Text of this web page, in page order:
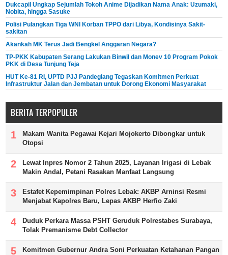
Dukcapil Ungkap Sejumlah Tokoh Anime Dijadikan Nama Anak: Uzumaki,
Nobita, hingga Sasuke
Polisi Pulangkan Tiga WNI Korban TPPO dari Libya, Kondisinya Sakit-
sakitan
Akankah MK Terus Jadi Bengkel Anggaran Negara?
TP-PKK Kabupaten Serang Lakukan Binwil dan Monev 10 Program Pokok
PKK di Desa Tunjung Teja
HUT Ke-81 RI, UPTD PJJ Pandeglang Tegaskan Komitmen Perkuat
Infrastruktur Jalan dan Jembatan untuk Dorong Ekonomi Masyarakat
BERITA TERPOPULER
Makam Wanita Pegawai Kejari Mojokerto Dibongkar untuk
Otopsi
Lewat Inpres Nomor 2 Tahun 2025, Layanan Irigasi di Lebak
Makin Andal, Petani Rasakan Manfaat Langsung
Estafet Kepemimpinan Polres Lebak: AKBP Arninsi Resmi
Menjabat Kapolres Baru, Lepas AKBP Herfio Zaki
Duduk Perkara Massa PSHT Geruduk Polrestabes Surabaya,
Tolak Premanisme Debt Collector
Komitmen Gubernur Andra Soni Perkuatan Ketahanan Pangan